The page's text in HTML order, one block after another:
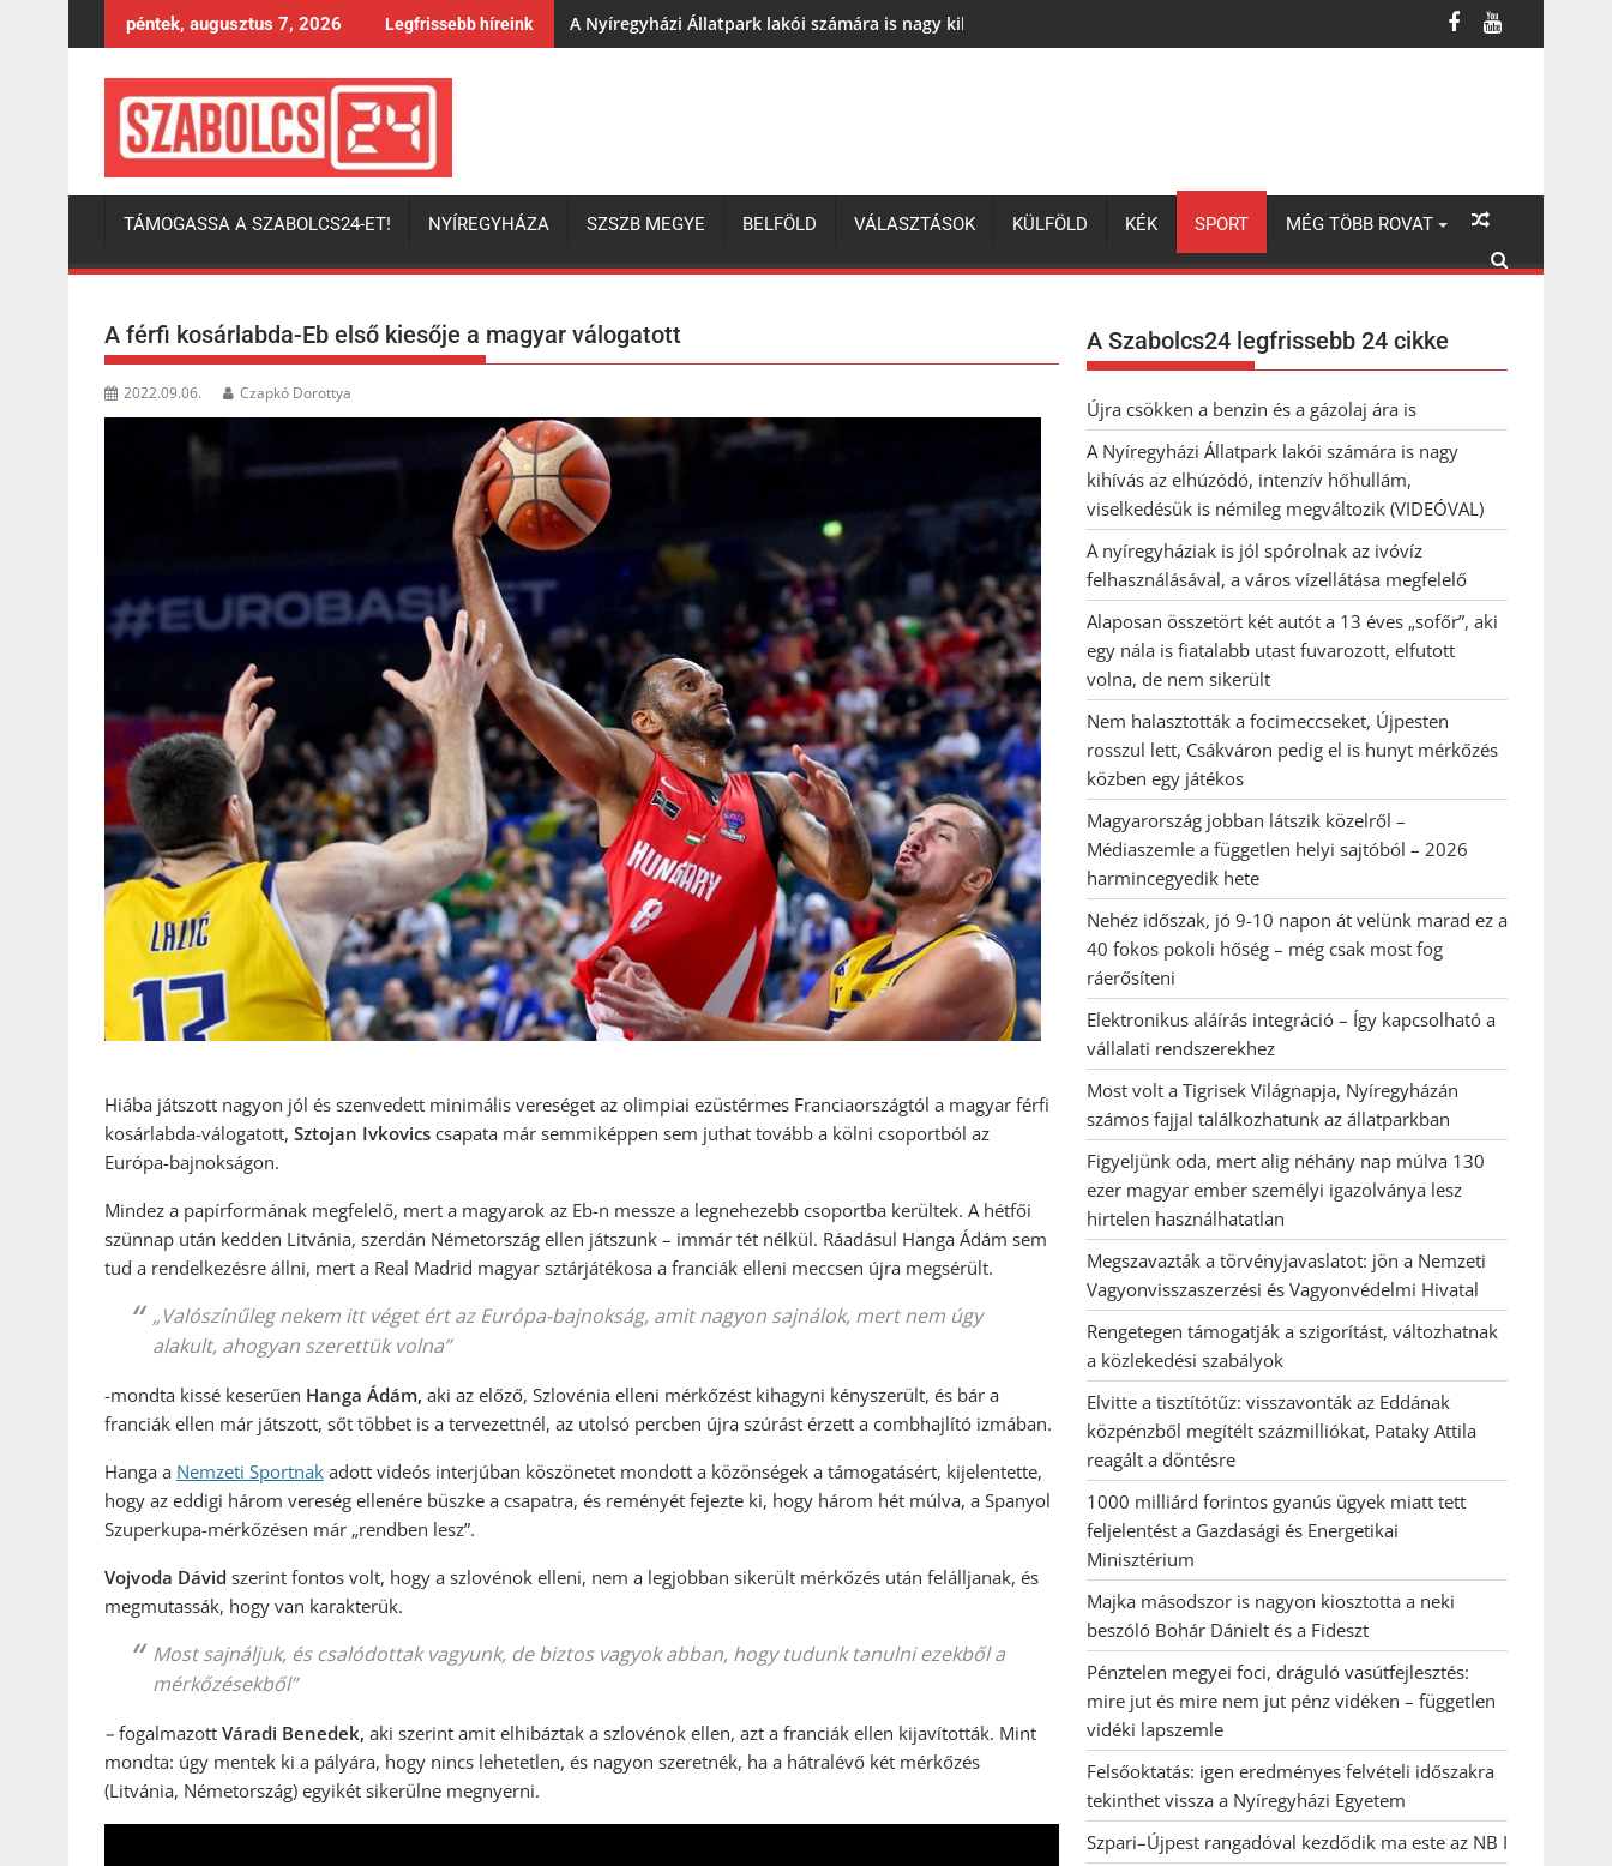
to
péntek, augusztus 7, 2026 Legfrissebb híreink A Nyíregyházi Állatpark lakói számára is nagy kihívás az elhúzódó, intenzív hőhullám, viselkedésük is némileg megváltozik
TÁMOGASSA A SZABOLCS24-ET! NYÍREGYHÁZA SZSZB MEGYE BELFÖLD VÁLASZTÁSOK KÜLFÖLD KÉK SPORT MÉG TÖBB ROVAT
A férfi kosárlabda-Eb első kiesője a magyar válogatott
2022.09.06. Czapkó Dorottya
Hiába játszott nagyon jól és szenvedett minimális vereséget az olimpiai ezüstérmes Franciaországtól a magyar férfi
kosárlabda-válogatott, Sztojan Ivkovics csapata már semmiképpen sem juthat tovább a kölni csoportból az
Európa-bajnokságon.
Mindez a papírformának megfelelő, mert a magyarok az Eb-n messze a legnehezebb csoportba kerültek. A hétfői
szünnap után kedden Litvánia, szerdán Németország ellen játszunk – immár tét nélkül. Ráadásul Hanga Ádám sem
tud a rendelkezésre állni, mert a Real Madrid magyar sztárjátékosa a franciák elleni meccsen újra megsérült.
„Valószínűleg nekem itt véget ért az Európa-bajnokság, amit nagyon sajnálok, mert nem úgy
alakult, ahogyan szerettük volna”
-mondta kissé keserűen Hanga Ádám, aki az előző, Szlovénia elleni mérkőzést kihagyni kényszerült, és bár a
franciák ellen már játszott, sőt többet is a tervezettnél, az utolsó percben újra szúrást érzett a combhajlító izmában.
Hanga a Nemzeti Sportnak adott videós interjúban köszönetet mondott a közönségek a támogatásért, kijelentette,
hogy az eddigi három vereség ellenére büszke a csapatra, és reményét fejezte ki, hogy három hét múlva, a Spanyol
Szuperkupa-mérkőzésen már „rendben lesz”.
Vojvoda Dávid szerint fontos volt, hogy a szlovénok elleni, nem a legjobban sikerült mérkőzés után felálljanak, és
megmutassák, hogy van karakterük.
Most sajnáljuk, és csalódottak vagyunk, de biztos vagyok abban, hogy tudunk tanulni ezekből a
mérkőzésekből”
– fogalmazott Váradi Benedek, aki szerint amit elhibáztak a szlovénok ellen, azt a franciák ellen kijavították. Mint
mondta: úgy mentek ki a pályára, hogy nincs lehetetlen, és nagyon szeretnék, ha a hátralévő két mérkőzés
(Litvánia, Németország) egyikét sikerülne megnyerni.
A Szabolcs24 legfrissebb 24 cikke
Újra csökken a benzin és a gázolaj ára is
A Nyíregyházi Állatpark lakói számára is nagy
kihívás az elhúzódó, intenzív hőhullám,
viselkedésük is némileg megváltozik (VIDEÓVAL)
A nyíregyháziak is jól spórolnak az ivóvíz
felhasználásával, a város vízellátása megfelelő
Alaposan összetört két autót a 13 éves „sofőr”, aki
egy nála is fiatalabb utast fuvarozott, elfutott
volna, de nem sikerült
Nem halasztották a focimeccseket, Újpesten
rosszul lett, Csákváron pedig el is hunyt mérkőzés
közben egy játékos
Magyarország jobban látszik közelről –
Médiaszemle a független helyi sajtóból – 2026
harmincegyedik hete
Nehéz időszak, jó 9-10 napon át velünk marad ez a
40 fokos pokoli hőség – még csak most fog
ráerősíteni
Elektronikus aláírás integráció – Így kapcsolható a
vállalati rendszerekhez
Most volt a Tigrisek Világnapja, Nyíregyházán
számos fajjal találkozhatunk az állatparkban
Figyeljünk oda, mert alig néhány nap múlva 130
ezer magyar ember személyi igazolványa lesz
hirtelen használhatatlan
Megszavazták a törvényjavaslatot: jön a Nemzeti
Vagyonvisszaszerzési és Vagyonvédelmi Hivatal
Rengetegen támogatják a szigorítást, változhatnak
a közlekedési szabályok
Elvitte a tisztítótűz: visszavonták az Eddának
közpénzből megítélt százmilliókat, Pataky Attila
reagált a döntésre
1000 milliárd forintos gyanús ügyek miatt tett
feljelentést a Gazdasági és Energetikai
Minisztérium
Majka másodszor is nagyon kiosztotta a neki
beszóló Bohár Dánielt és a Fideszt
Pénztelen megyei foci, dráguló vasútfejlesztés:
mire jut és mire nem jut pénz vidéken – független
vidéki lapszemle
Felsőoktatás: igen eredményes felvételi időszakra
tekinthet vissza a Nyíregyházi Egyetem
Szpari–Újpest rangadóval kezdődik ma este az NB I